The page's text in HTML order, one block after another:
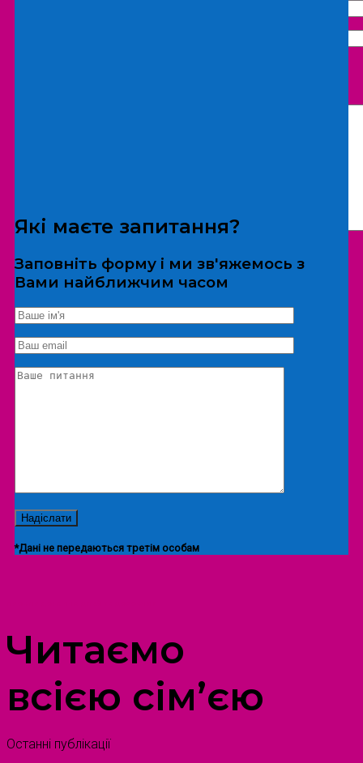
*Дані не передаються третім особам
Екскурсія/локація
Які маєте запитання?
Заповніть форму і ми зв'яжемось з
Вами найближчим часом
*Дані не передаються третім особам
Читаємо
всією сім’єю
Останні публікації